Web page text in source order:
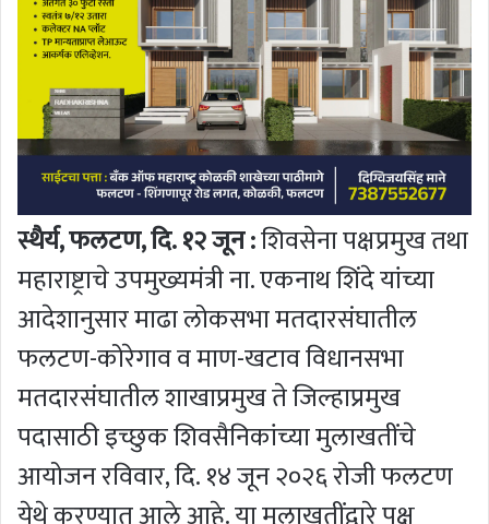
स्थैर्य, फलटण, दि. १२ जून :शिवसेना पक्षप्रमुख तथा
महाराष्ट्राचे उपमुख्यमंत्री ना. एकनाथ शिंदे यांच्या
आदेशानुसार माढा लोकसभा मतदारसंघातील
फलटण-कोरेगाव व माण-खटाव विधानसभा
मतदारसंघातील शाखाप्रमुख ते जिल्हाप्रमुख
पदासाठी इच्छुक शिवसैनिकांच्या मुलाखतींचे
आयोजन रविवार, दि. १४ जून २०२६ रोजी फलटण